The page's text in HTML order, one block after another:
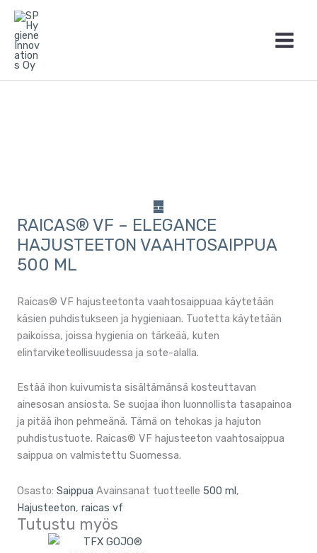
Siirry
sisältöön
RAICAS® VF – ELEGANCE
HAJUSTEETON VAAHTOSAIPPUA
500 ML
Raicas® VF hajusteetonta vaahtosaippuaa käytetään
käsien puhdistukseen ja hygieniaan. Tuotetta käytetään
paikoissa, joissa hygienia on tärkeää, kuten
elintarviketeollisuudessa ja sote-alalla.
Estää ihon kuivumista sisältämänsä kosteuttavan
ainesosan ansiosta. Se suojaa ihon luonnollista tasapainoa
ja pitää ihon pehmeänä. Tämä on tehokas ja hajuton
puhdistustuote. Raicas® VF hajusteeton vaahtosaippua
saippua on valmistettu Suomessa.
Osasto:Saippua Avainsanat tuotteelle 500 ml,
Hajusteeton,raicas vf
Tutustu myös